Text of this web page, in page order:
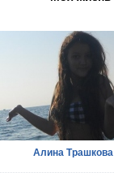
Алина Трашкова